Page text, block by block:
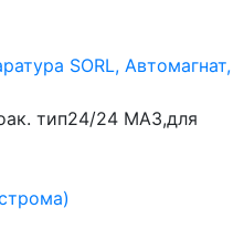
SORL, Автомагнат,
тип24/24 МАЗ,для